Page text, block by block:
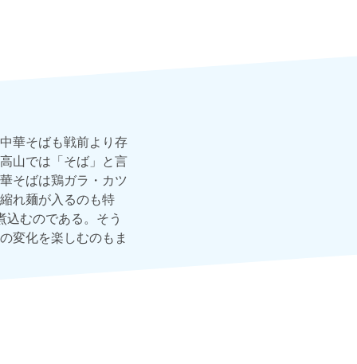
華そばも戦前より存
山では「そば」と言
そばは鶏ガラ・カツ
れ麺が入るのも特
むのである。そう
変化を楽しむのもま